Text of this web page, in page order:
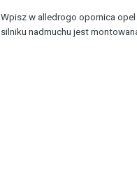
Wpisz w alledrogo opornica
silniku nadmuchu jest